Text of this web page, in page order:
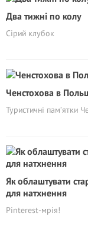
Два тижні по колу
Сірий клубок
Ченстохова в
Туристичні пам’ятки
Як облаштувати
для натхнення
Pinterest-мрія!